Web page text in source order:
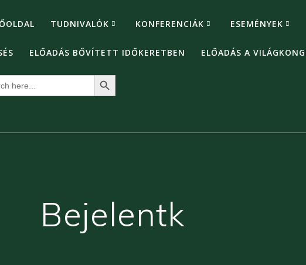
TUDNIVALÓK KONFERENCIÁK ESEMÉNYEK
ELŐADÁS BŐVÍTETT IDŐKERETBEN ELŐADÁS A
Search Button
Bejelentk